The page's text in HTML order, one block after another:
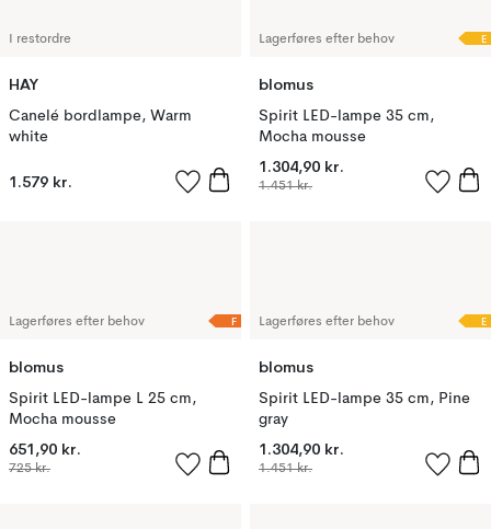
I restordre
HAY
Canelé bordlampe, Warm
white
1.579 kr.
E
Lagerføres efter behov
blomus
Spirit LED-lampe 35 cm,
Mocha mousse
1.304,90 kr.
1.451 kr.
F
Lagerføres efter behov
blomus
Spirit LED-lampe L 25 cm,
Mocha mousse
651,90 kr.
725 kr.
E
Lagerføres efter behov
blomus
Spirit LED-lampe 35 cm, Pine
gray
1.304,90 kr.
1.451 kr.